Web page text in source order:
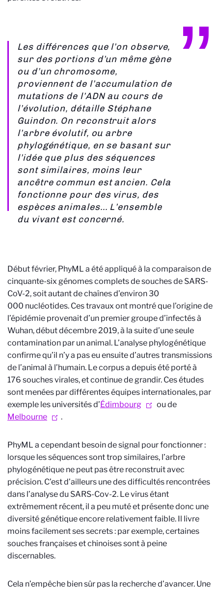
Les différences que l’on observe,
sur des portions d’un même gène
ou d’un chromosome,
proviennent de l’accumulation de
mutations de l’ADN au cours de
l’évolution, détaille Stéphane
Guindon. On reconstruit alors
l’arbre évolutif, ou arbre
phylogénétique, en se basant sur
l’idée que plus des séquences
sont similaires, moins leur
ancêtre commun est ancien. Cela
fonctionne pour des virus, des
espèces animales... L’ensemble
du vivant est concerné.
Début février, PhyML a été appliqué à la comparaison de
cinquante-six génomes complets de souches de SARS-
CoV-2, soit autant de chaînes d’environ 30
000 nucléotides. Ces travaux ont montré que l’origine de
l’épidémie provenait d’un premier groupe d’infectés à
Wuhan, début décembre 2019, à la suite d’une seule
contamination par un animal. L’analyse phylogénétique
confirme qu’il n’y a pas eu ensuite d’autres transmissions
de l’animal à l’humain. Le corpus a depuis été porté à
176 souches virales, et continue de grandir. Ces études
sont menées par différentes équipes internationales, par
exemple les universités d’Édimbourg
ou de
Melbourne
.
PhyML a cependant besoin de signal pour fonctionner :
lorsque les séquences sont trop similaires, l’arbre
phylogénétique ne peut pas être reconstruit avec
précision. C’est d’ailleurs une des difficultés rencontrées
dans l’analyse du SARS-Cov-2. Le virus étant
extrêmement récent, il a peu muté et présente donc une
diversité génétique encore relativement faible. Il livre
moins facilement ses secrets : par exemple, certaines
souches françaises et chinoises sont à peine
discernables.
Cela n’empêche bien sûr pas la recherche d’avancer. Une